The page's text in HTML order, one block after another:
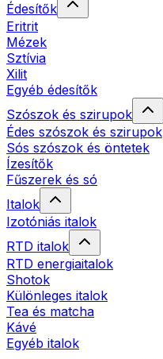
Édesítők
Eritrit
Mézek
Sztívia
Xilit
Egyéb édesítők
Szószok és szirupok
Édes szószok és szirupok
Sós szószok és öntetek
Ízesítők
Fűszerek és só
Italok
Izotóniás italok
RTD italok
RTD energiaitalok
Shotok
Különleges italok
Tea és matcha
Kávé
Egyéb italok